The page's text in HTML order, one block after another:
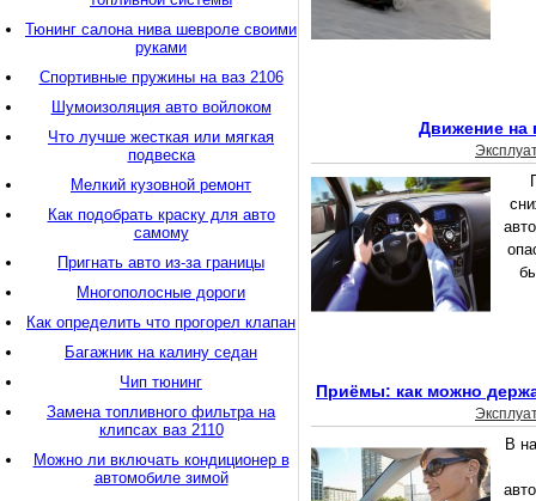
Движение на
Приёмы: как можно
В
Тюнинг салона нива шевроле своими
руками
Спортивные пружины на ваз 2106
Шумоизоляция авто войлоком
Что лучше жесткая или мягкая
подвеска
Мелкий кузовной ремонт
Как подобрать краску для авто
самому
Пригнать авто из-за границы
Многополосные дороги
Как определить что прогорел клапан
Багажник на калину седан
Чип тюнинг
Замена топливного фильтра на
клипсах ваз 2110
Можно ли включать кондиционер в
автомобиле зимой